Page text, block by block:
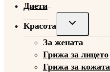
Диети
Красота
Toggle
menu
За жената
Грижа за лицето
Грижа за кожата